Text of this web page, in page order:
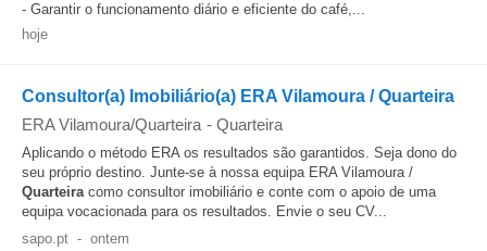
- Garantir o funcionamento diário e eficiente do café,...
hoje
Consultor(a) Imobiliário(a) ERA Vilamoura / Quarteira
ERA Vilamoura/Quarteira - Quarteira
Aplicando o método ERA os resultados são garantidos. Seja dono do
seu próprio destino. Junte-se à nossa equipa ERA Vilamoura /
Quarteiracomo consultor imobiliário e conte com o apoio de uma
equipa vocacionada para os resultados. Envie o seu CV...
sapo.pt - ontem